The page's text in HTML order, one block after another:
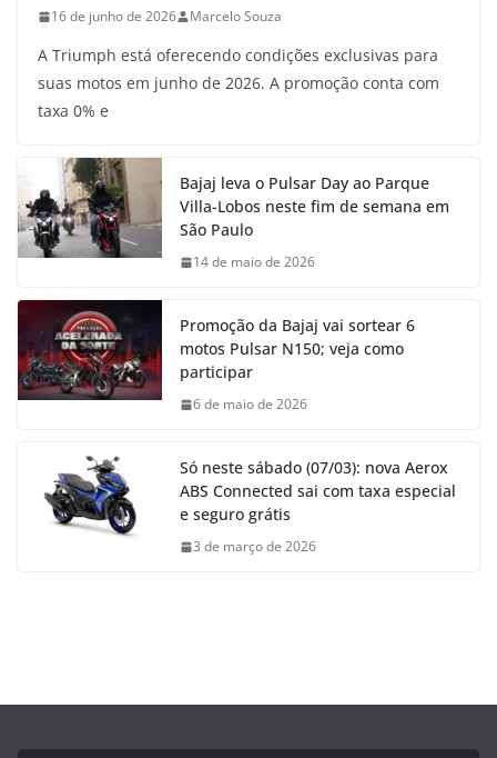
16 de junho de 2026 Marcelo Souza
A Triumph está oferecendo condições exclusivas para
suas motos em junho de 2026. A promoção conta com
taxa 0% e
Bajaj leva o Pulsar Day ao Parque
Villa-Lobos neste fim de semana em
São Paulo
14 de maio de 2026
Promoção da Bajaj vai sortear 6
motos Pulsar N150; veja como
participar
6 de maio de 2026
Só neste sábado (07/03): nova Aerox
ABS Connected sai com taxa especial
e seguro grátis
3 de março de 2026